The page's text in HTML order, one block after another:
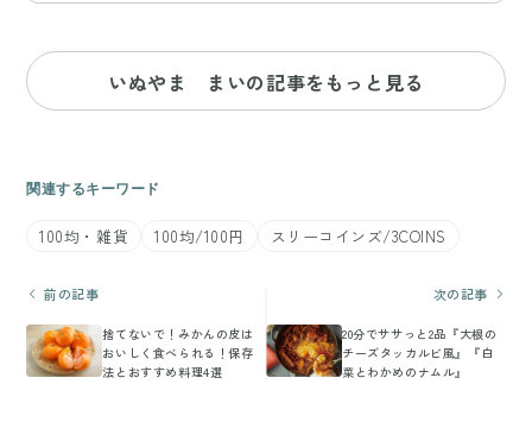
いぬやま まいの記事をもっと見る
関連するキーワード
100均・雑貨 100均/100円 スリーコインズ/3COINS
前の記事
捨てないで！みかんの皮は
おいしく食べられる！保存
法とおすすめ料理4選
次の記事
20分でササっと2品『大根の
チーズタッカルビ風』『白
菜とわかめのナムル』